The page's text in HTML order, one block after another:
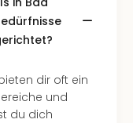
dir oft ein
und
du dich